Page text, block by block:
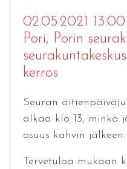
02.05.2021
Pori, Porin
kerros
Seuran
alkaa klo 13, minkä
osuus kahvin jälkeen.
Tervetuloa mukaan